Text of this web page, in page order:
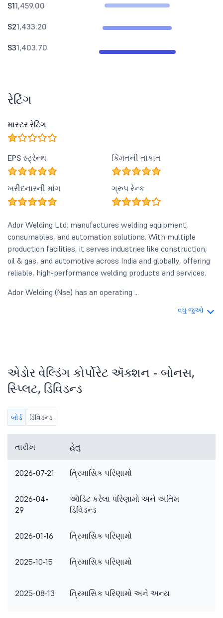
S11,459.00
S21,433.20
S31,403.70
રેટિંગ
માસ્ટર રેટિંગ
EPS સ્ટ્રેન્થ કિંમતની તાકાત
ખરીદનારની માંગ ગ્રુપ રેન્ક
Ador Welding Ltd. manufactures welding equipment,
consumables, and automation solutions. With multiple
production facilities, it serves industries like construction,
oil & gas, and automotive across India and globally, offering
reliable, high-performance welding products and services.
Ador Welding (Nse) has an operating ...
વધુ જુઓ
એડોર વેલ્ડિંગ કોર્પોરેટ ઍક્શન - બોનસ,
સ્પ્લિટ, ડિવિડન્ડ
બોર્ડ ડિવિડન્ડ
તારીખ હેતુ
2026-07-21 ત્રિમાસિક પરિણામો
2026-04-
29
ઑડિટ કરેલા પરિણામો અને અંતિમ
ડિવિડન્ડ
2026-01-16 ત્રિમાસિક પરિણામો
2025-10-15 ત્રિમાસિક પરિણામો
2025-08-13 ત્રિમાસિક પરિણામો અને અન્ય